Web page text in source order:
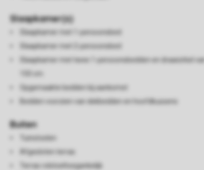
Slaapkamer(s)
Slaapkamer met 1-persoonsbed
Slaapkamer met 2-persoonsbed
Slaapkamer met twee 1-persoonsbedden en draaicirkel van
Opgemaakte bedden bij aankomst
Bedden voorzien van dekbedden en hoofdkussens
Buiten
Tuinstoelen
Afgesloten terras
Terras rolstoeltoegankelijk